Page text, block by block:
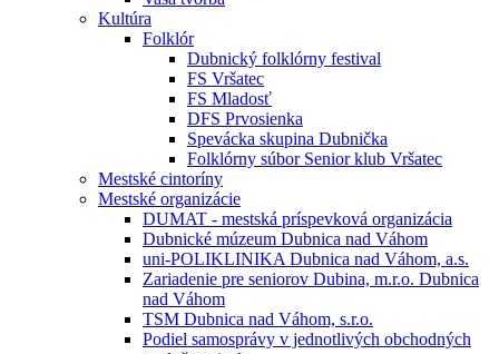
Kultúra
Folklór
Dubnický folklórny festival
FS Vršatec
FS Mladosť
DFS Prvosienka
Spevácka skupina Dubnička
Folklórny súbor Senior klub Vršatec
Mestské cintoríny
Mestské organizácie
DUMAT - mestská príspevková organizácia
Dubnické múzeum Dubnica nad Váhom
uni-POLIKLINIKA Dubnica nad Váhom, a.s.
Zariadenie pre seniorov Dubina, m.r.o. Dubnica
nad Váhom
TSM Dubnica nad Váhom, s.r.o.
Podiel samosprávy v jednotlivých obchodných